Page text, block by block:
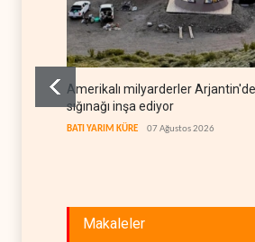
Amerikalı milyarderler
sığınağı inşa ediyor
BATI YARIM KÜRE 07 Ağustos 2026
Makaleler